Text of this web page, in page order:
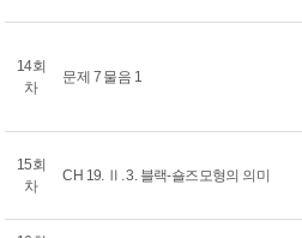
14회
차
문제 7 물음 1
15회
차
CH 19. Ⅱ. 3. 블랙-숄즈모형의 의미